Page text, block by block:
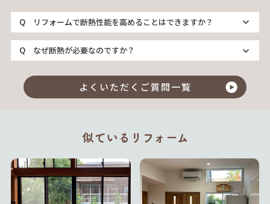
リフォームで断熱性能を高めることはできますか？
なぜ断熱が必要なのですか？
よくいただくご質問一覧
似ているリフォーム